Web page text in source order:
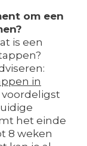
om een
is een
in
voordeligst
het einde
8 weken